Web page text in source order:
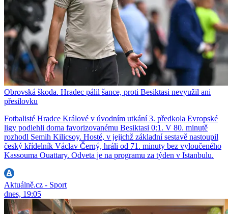
Obrovská škoda. Hradec pálil šance, proti Besiktasi nevyužil ani
přesilovku
Fotbalisté Hradce Králové v úvodním utkání 3. předkola Evropské
ligy podlehli doma favorizovanému Besiktasi 0:1. V 80. minutě
rozhodl Semih Kilicsoy. Hosté, v jejichž základní sestavě nastoupil
český křídelník Václav Černý, hráli od 71. minuty bez vyloučeného
Kassouma Ouattary. Odveta je na programu za týden v Istanbulu.
Aktuálně.cz - Sport
dnes, 19:05